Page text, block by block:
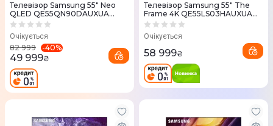
Телевізор Samsung 55" Neo
QLED QE55QN90DAUXUA
MiniLED
Очікується
82 999 -40%
49 999₴
Телевізор Samsung 55" The
Frame 4K QE55LS03HAUXUA
Vision AI 2026
Очікується
58 999₴